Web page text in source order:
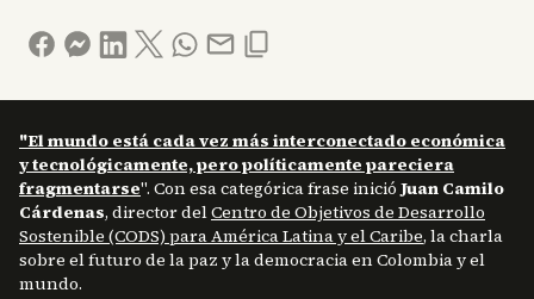
"El mundo está cada vez más interconectado económica
y tecnológicamente, pero políticamente pareciera
fragmentarse". Con esa categórica frase inicióJuan Camilo
Cárdenas, director delCentro de Objetivos de Desarrollo
Sostenible (CODS) para América Latina y el Caribe, la charla
sobre el futuro de la paz y la democracia en Colombia y el
mundo.